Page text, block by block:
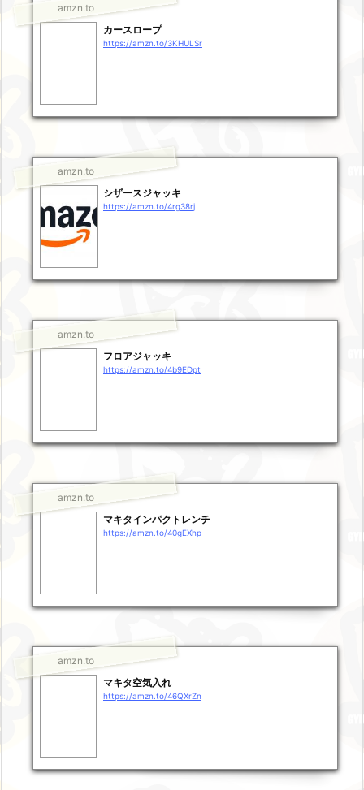
amzn.to
カースロープ
https://amzn.to/3KHULSr
amzn.to
シザースジャッキ
https://amzn.to/4rg38rj
amzn.to
フロアジャッキ
https://amzn.to/4b9EDpt
amzn.to
マキタインパクトレンチ
https://amzn.to/40gEXhp
amzn.to
マキタ空気入れ
https://amzn.to/46QXrZn